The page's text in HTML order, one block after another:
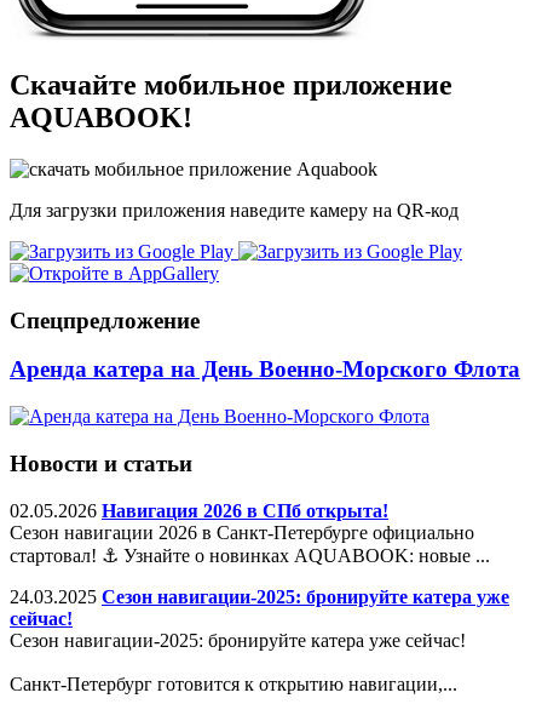
Скачайте мобильное приложение
AQUABOOK!
Для загрузки приложения наведите камеру на QR-код
Спецпредложение
Аренда катера на День Военно-Морского Флота
Новости и статьи
02.05.2026 Навигация 2026 в СПб открыта!
Сезон навигации 2026 в Санкт-Петербурге официально
стартовал! ⚓️ Узнайте о новинках AQUABOOK: новые ...
24.03.2025 Сезон навигации-2025: бронируйте катера уже
сейчас!
Сезон навигации-2025: бронируйте катера уже сейчас!
Санкт-Петербург готовится к открытию навигации,...